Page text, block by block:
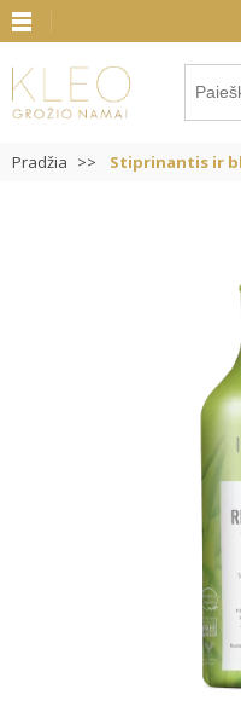
Pradžia Stiprinantis ir